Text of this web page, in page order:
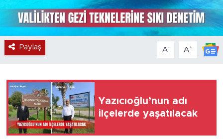
Paylaş A- A+
Yazıcıoğlu’nun adı
ilçelerde yaşatılacak